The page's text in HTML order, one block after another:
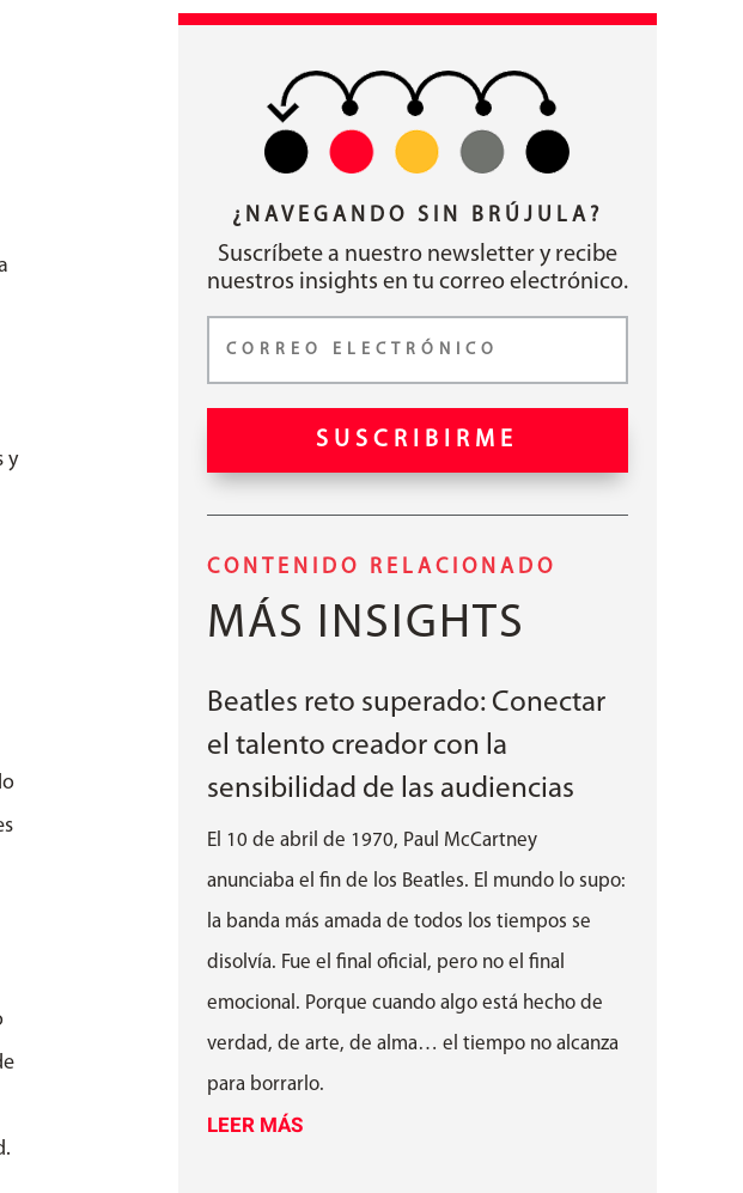
y
¿NAVEGANDO SIN BRÚJULA?
Suscríbete a nuestro newsletter y recibe
nuestros insights en tu correo electrónico.
SUSCRIBIRME
CONTENIDO RELACIONADO
MÁS INSIGHTS
Beatles reto superado: Conectar
el talento creador con la
sensibilidad de las audiencias
El 10 de abril de 1970, Paul McCartney
anunciaba el fin de los Beatles. El mundo lo supo:
la banda más amada de todos los tiempos se
disolvía. Fue el final oficial, pero no el final
emocional. Porque cuando algo está hecho de
verdad, de arte, de alma… el tiempo no alcanza
para borrarlo.
LEER MÁS